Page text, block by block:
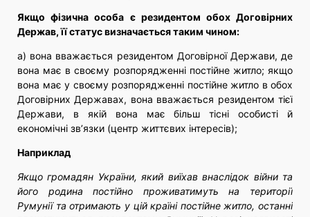
Якщо фізична особа є резидентом обох Договірних
Держав, її статус визначається таким чином:
а) вона вважається резидентом Договірної Держави, де
вона має в своєму розпорядженні постійне житло; якщо
вона має у своєму розпорядженні постійне житло в обох
Договірних Державах, вона вважається резидентом тієї
Держави, в якій вона має більш тісні особисті й
економічні зв’язки (центр життєвих інтересів);
Наприклад
Якщо громадян України, який виїхав внаслідок війни та
його родина постійно проживатимуть на території
Румунії та отримають у цій країні постійне житло, останні